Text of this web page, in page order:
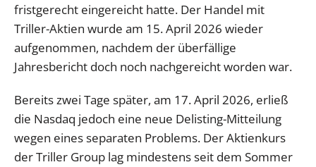
fristgerecht eingereicht hatte. Der Handel mit
Triller-Aktien wurde am 15. April 2026 wieder
aufgenommen, nachdem der überfällige
Jahresbericht doch noch nachgereicht worden war.
Bereits zwei Tage später, am 17. April 2026, erließ
die Nasdaq jedoch eine neue Delisting-Mitteilung
wegen eines separaten Problems. Der Aktienkurs
der Triller Group lag mindestens seit dem Sommer